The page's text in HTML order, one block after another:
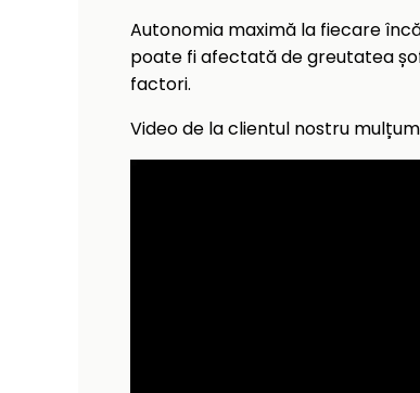
Autonomia maximă la fiecare
poate fi afectată de greutatea
factori.
Video de la clientul nostru